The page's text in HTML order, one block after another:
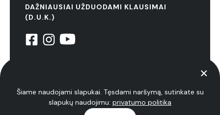
DAŽNIAUSIAI UŽDUODAMI KLAUSIMAI
(D.U.K.)
Šiame naudojami slapukai. Tęsdami naršymą, sutinkate su
slapukų naudojimu: privatumo politika